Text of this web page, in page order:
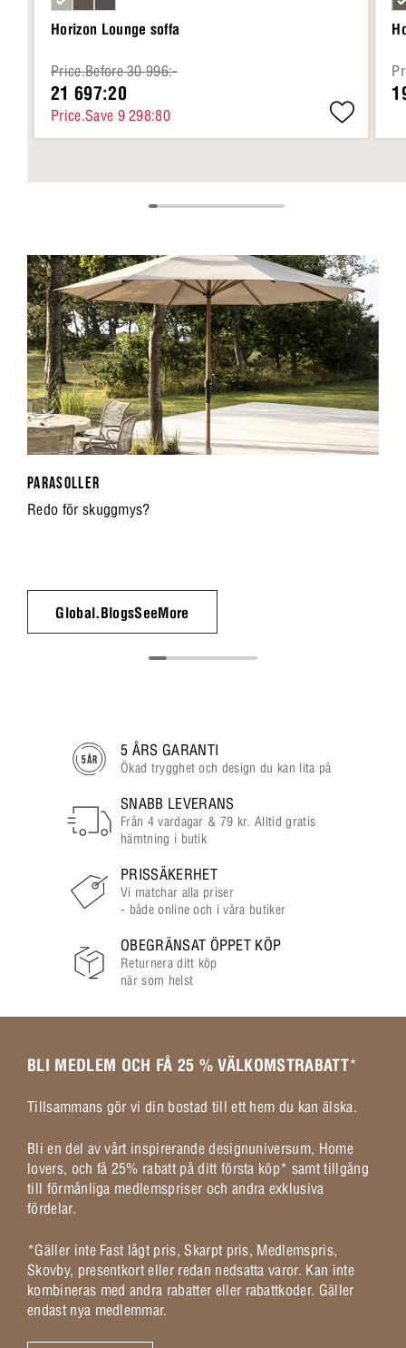
Horizon Lounge soffa
Price.Before 30 996:-
21 697:20
Price.Save 9 298:80
PARASOLLER
Redo för skuggmys?
Global.BlogsSeeMore
5 ÅRS GARANTI
Ökad trygghet och design du kan lita på
SNABB LEVERANS
Från 4 vardagar & 79 kr. Alltid gratis
hämtning i butik
PRISSÄKERHET
Vi matchar alla priser
- både online och i våra butiker
OBEGRÄNSAT ÖPPET KÖP
Returnera ditt köp
när som helst
BLI MEDLEM OCH FÅ 25 % VÄLKOMSTRABATT*
Tillsammans gör vi din bostad till ett hem du kan älska.
Bli en del av vårt inspirerande designuniversum, Home
lovers, och få 25% rabatt på ditt första köp* samt tillgång
till förmånliga medlemspriser och andra exklusiva
fördelar.
*Gäller inte Fast lågt pris, Skarpt pris, Medlemspris,
Skovby, presentkort eller redan nedsatta varor. Kan inte
kombineras med andra rabatter eller rabattkoder. Gäller
endast nya medlemmar.